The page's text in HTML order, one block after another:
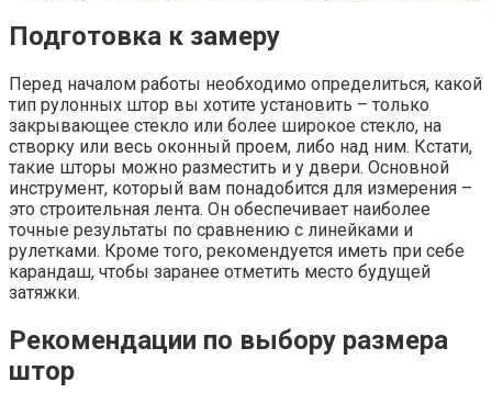
Подготовка к замеру
Перед началом работы необходимо определиться, какой
тип рулонных штор вы хотите установить – только
закрывающее стекло или более широкое стекло, на
створку или весь оконный проем, либо над ним. Кстати,
такие шторы можно разместить и у двери. Основной
инструмент, который вам понадобится для измерения –
это строительная лента. Он обеспечивает наиболее
точные результаты по сравнению с линейками и
рулетками. Кроме того, рекомендуется иметь при себе
карандаш, чтобы заранее отметить место будущей
затяжки.
Рекомендации по выбору размера
штор